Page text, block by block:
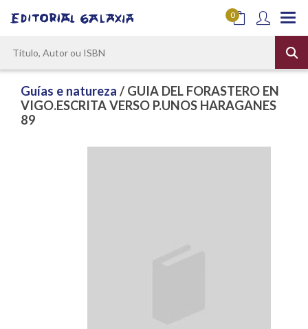
0
Guías e natureza / GUIA DEL FORASTERO EN
VIGO.ESCRITA VERSO P.UNOS HARAGANES
89